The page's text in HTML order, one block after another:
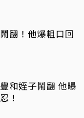
翻！他爆粗口回
和姪子鬧翻 他曝
！